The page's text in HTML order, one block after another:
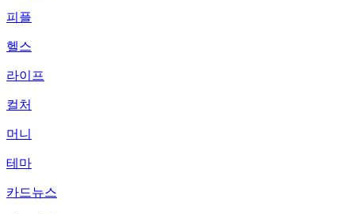
피플
헬스
라이프
컬처
머니
테마
카드뉴스